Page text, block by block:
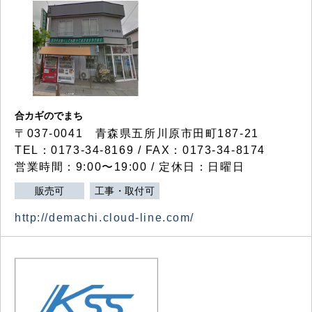
合カギのでまち
〒037-0041 青森県五所川原市田町187-21
TEL：0173-34-8169 / FAX：0173-34-8174
営業時間：9:00〜19:00 / 定休日：日曜日
販売可 工事・取付可
http://demachi.cloud-line.com/